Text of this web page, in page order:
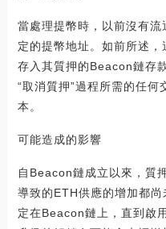
當處理提幣時，以前沒有
定的提幣地址。如前所述
存入其質押的Beacon鏈存
“取消質押”過程所需的任
本。
可能造成的影響
自Beacon鏈成立以來，質
導致的ETH供應的增加都
定在Beacon鏈上，直到啟